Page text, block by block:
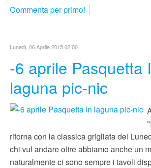
Commenta per primo!
Lunedì, 06 Aprile 2015 02:00
-6 aprile Pasquetta
laguna pic-nic
ritorna con la classica grigliata del
chi vul andare oltre abbiamo anche un
naturalmente ci sono sempre i tavoli